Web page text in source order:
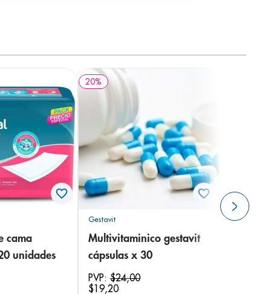
cama
unidades
20%
Gestavit
Multivitaminico gestavit
cápsulas x 30
PVP:$24,00
$19,20